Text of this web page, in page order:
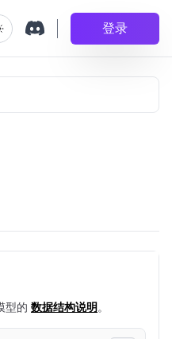
登录
型的 数据结构说明。